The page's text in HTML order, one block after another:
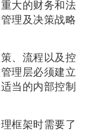
大的财务和法
理及决策战略
、流程以及控
理层必须建立
当的内部控制
框架时需要了